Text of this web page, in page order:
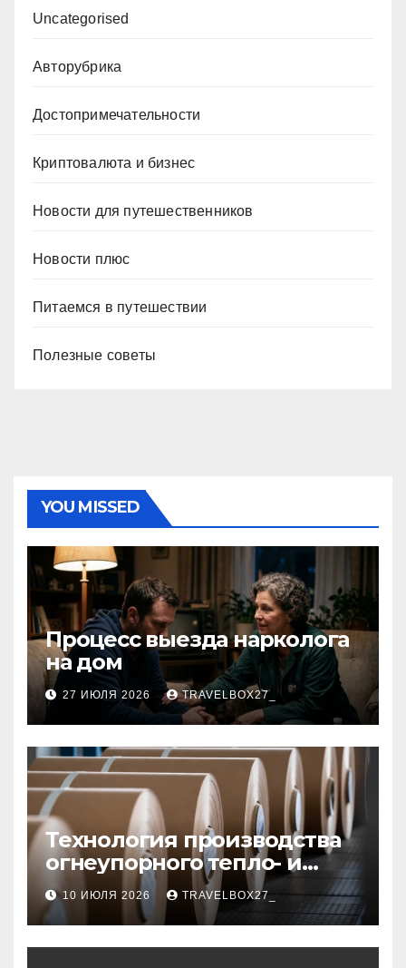
Uncategorised
Авторубрика
Достопримечательности
Криптовалюта и бизнес
Новости для путешественников
Новости плюс
Питаемся в путешествии
Полезные советы
YOU MISSED
Процесс выезда нарколога
на дом
27 ИЮЛЯ 2026 TRAVELBOX27_
Технология производства
огнеупорного тепло- и
звукоизоляционного
картона из
муллитокремнеземистого
волокна
10 ИЮЛЯ 2026 TRAVELBOX27_